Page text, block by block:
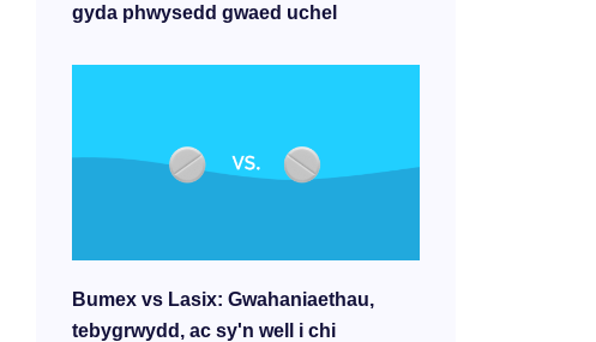
gyda phwysedd gwaed uchel
Bumex vs Lasix: Gwahaniaethau,
tebygrwydd, ac sy'n well i chi